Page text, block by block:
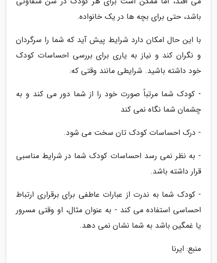
باشد، حتی برای بچه ها در یک خانواده.
با این حال امکان دارد شرایط پیش آید که شما را سرگردان
و نگران کند و نیاز به یاری برای بررسی احساسات کودک
خود داشته باشید. شرایطی مانند وقتی که:
- کودک شما مرتباً صورت خود را از شما دور می کند و به
چشمان شما نگاه نمی کند
- درک احساسات کودک تان سخت می شود.
- به نظر نمی رسد احساسات کودک شما در شرایط مناسبی
قرار داشته باشد.
- کودک شما به ندرت از عبارات عاطفی برای برقراری ارتباط
احساسی استفاده می کند - به عنوان مثال، او وقتی مسرور
یا غمگین باشد به شما نشان نمی دهد.
منبع: ایرنا